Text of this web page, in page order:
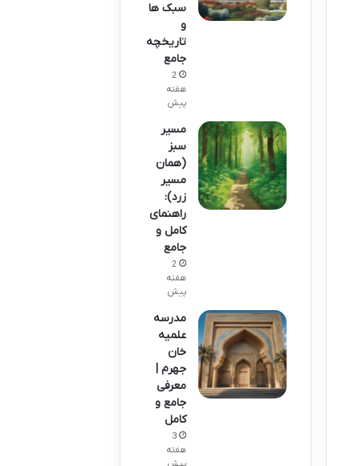
سبک ها
و
تاریخچه
جامع
2
هفته
پیش
مسیر
سبز
(همان
مسیر
زرد):
راهنمای
کامل و
جامع
2
هفته
پیش
مدرسه
علمیه
خان
جهرم |
معرفی
جامع و
کامل
3
هفته
پیش